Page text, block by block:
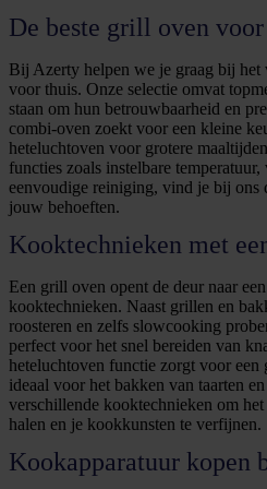
De beste grill oven
Bij Azerty helpen we je graag bij het
voor thuis. Onze selectie omvat
staan om hun betrouwbaarheid en
combi-oven zoekt voor een kleine
heteluchtoven voor grotere
functies zoals instelbare
eenvoudige reiniging, vind je bij ons
jouw behoeften.
Kooktechnieken met
Een grill oven opent de deur naar
kooktechnieken. Naast grillen en
roosteren en zelfs slowcooking
perfect voor het snel bereiden van
heteluchtoven functie zorgt voor
ideaal voor het bakken van taarten
verschillende kooktechnieken om
halen en je kookkunsten te verfijnen.
Kookapparatuur kopen